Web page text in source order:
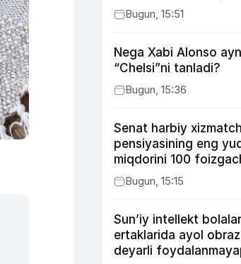
bermoqchi
Bugun, 15:51
Nega Xabi Alonso
“Chelsi”ni tanladi?
Bugun, 15:36
Senat harbiy
pensiyasining eng
miqdorini 100
oshirishni nazarda
qonunni ma’qulladi
Bugun, 15:15
Sun’iy intellekt bolalar
ertaklarida ayol
deyarli